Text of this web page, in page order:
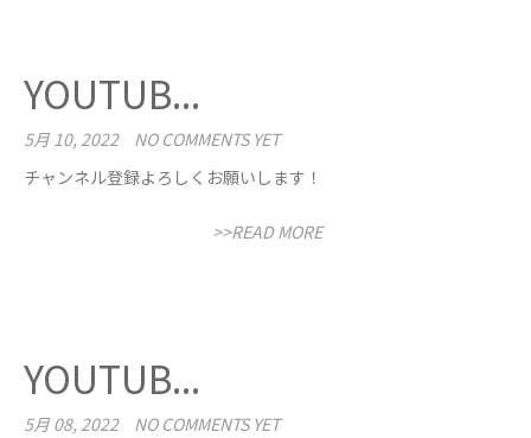
YOUTUB...
5月 10, 2022
NO COMMENTS YET
チャンネル登録よろしくお願いします！
>>READ MORE
YOUTUB...
5月 08, 2022
NO COMMENTS YET